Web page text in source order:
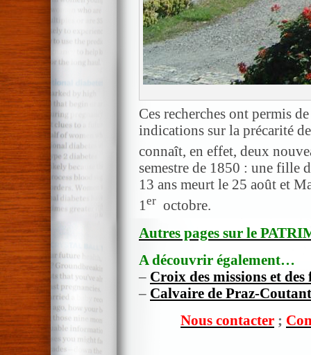
Ces recherches ont permis
indications sur la précarité
connaît, en effet, deux
semestre de 1850 : une fille
13 ans meurt le 25 août et
1 er octobre.
Autres pages sur le
A découvrir également…
– Croix des missions et des
– Calvaire de Praz-Coutant
Nous contacter ;